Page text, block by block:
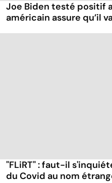
Joe Biden testé positif
américain assure qu’il
"FLiRT" : faut-il
du Covid au nom